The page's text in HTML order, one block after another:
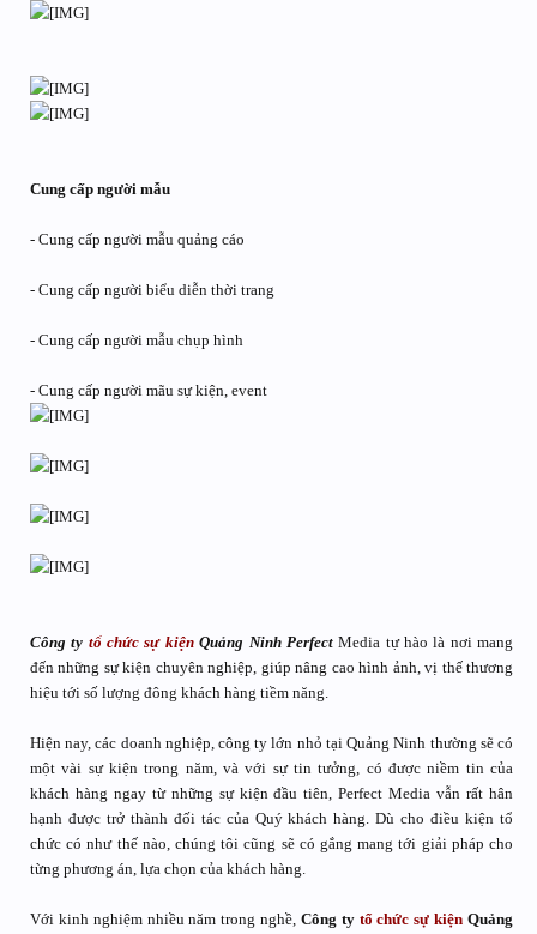
Cung cấp người mẫu
- Cung cấp người mẫu quảng cáo
- Cung cấp người biểu diễn thời trang
- Cung cấp người mẫu chụp hình
- Cung cấp người mãu sự kiện, event
Công ty tổ chức sự kiệnQuảng Ninh PerfectMedia tự hào là nơi mang
đến những sự kiện chuyên nghiệp, giúp nâng cao hình ảnh, vị thế thương
hiệu tới số lượng đông khách hàng tiềm năng.
Hiện nay, các doanh nghiệp, công ty lớn nhỏ tại Quảng Ninh thường sẽ có
một vài sự kiện trong năm, và với sự tin tưởng, có được niềm tin của
khách hàng ngay từ những sự kiện đầu tiên, Perfect Media vẫn rất hân
hạnh được trở thành đối tác của Quý khách hàng. Dù cho điều kiện tổ
chức có như thế nào, chúng tôi cũng sẽ có gắng mang tới giải pháp cho
từng phương án, lựa chọn của khách hàng.
Với kinh nghiệm nhiều năm trong nghề, Công ty tổ chức sự kiện Quảng